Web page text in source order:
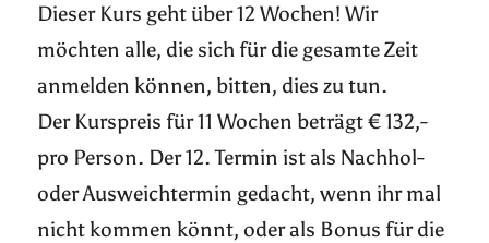
Dieser Kurs geht über 12 Wochen! Wir
möchten alle, die sich für die gesamte Zeit
anmelden können, bitten, dies zu tun.
Der Kurspreis für 11 Wochen beträgt € 132,-
pro Person. Der 12. Termin ist als Nachhol-
oder Ausweichtermin gedacht, wenn ihr mal
nicht kommen könnt, oder als Bonus für die